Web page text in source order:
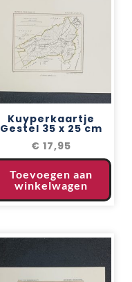
Kuyperkaartje
Gestel 35 x 25 cm
€ 17,95
Toevoegen aan
winkelwagen